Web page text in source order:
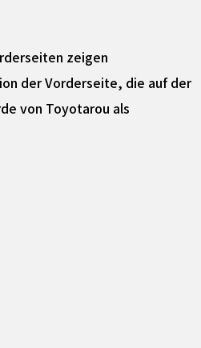
zeigen
der Vorderseite, die auf der
von Toyotarou als